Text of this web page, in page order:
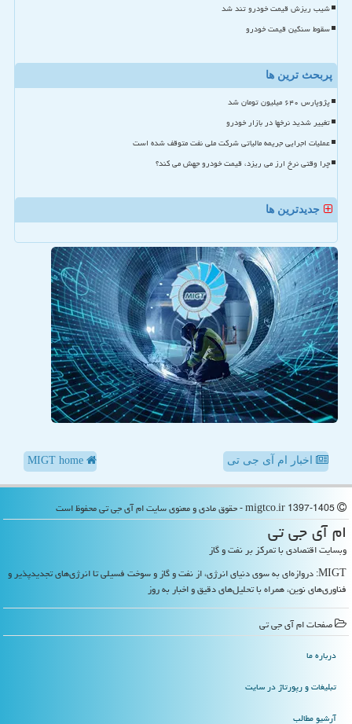
شیب ریزش قیمت خودرو تند شد
سقوط سنگین قیمت خودرو
پربحث ترین ها
پژوپارس ۶۴۰ میلیون تومان شد
تغییر شدید نرخها در بازار خودرو
عملیات اجرایی جریمه مالیاتی شرکت ملی نفت متوقف شده است
چرا وقتی نرخ ارز می ریزد، قیمت خودرو جهش می کند؟
جدیدترین ها
اخبار ام آی جی تی
ام آی جی تی
وبسایت اقتصادی با تمرکز بر نفت و گاز
MIGT: دروازه‌ای به سوی دنیای انرژی، از نفت و گاز و سوخت فسیلی تا انرژی‌های تجدیدپذیر و
فناوری‌های نوین، همراه با تحلیل‌های دقیق و اخبار به روز
صفحات ام آی جی تی
درباره ما
تبلیغات و رپورتاژ در سایت
آرشیو مطالب